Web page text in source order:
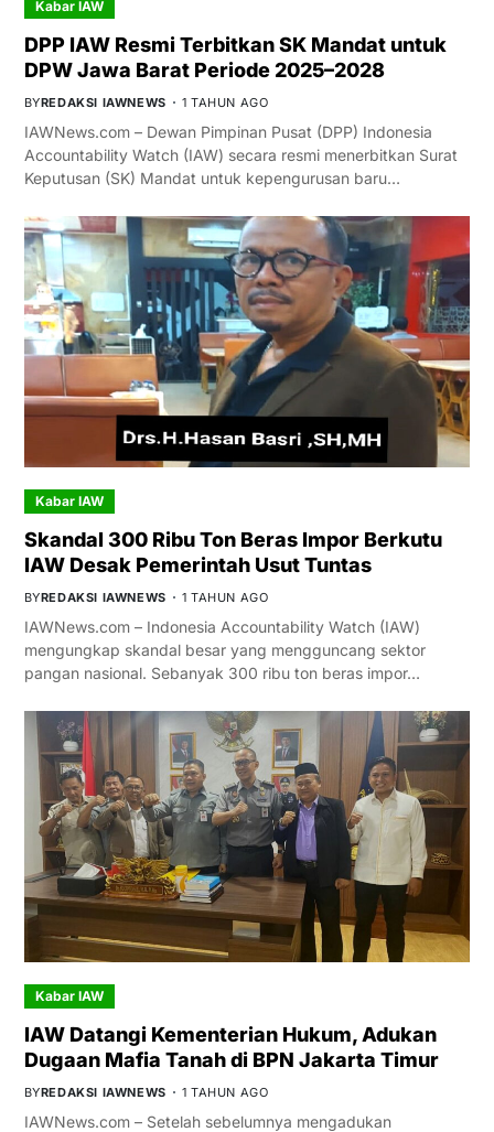
Kabar IAW
DPP IAW Resmi Terbitkan SK Mandat untuk
DPW Jawa Barat Periode 2025–2028
BYREDAKSI IAWNEWS 1 TAHUN AGO
IAWNews.com – Dewan Pimpinan Pusat (DPP) Indonesia
Accountability Watch (IAW) secara resmi menerbitkan Surat
Keputusan (SK) Mandat untuk kepengurusan baru…
Kabar IAW
Skandal 300 Ribu Ton Beras Impor Berkutu
IAW Desak Pemerintah Usut Tuntas
BYREDAKSI IAWNEWS 1 TAHUN AGO
IAWNews.com – Indonesia Accountability Watch (IAW)
mengungkap skandal besar yang mengguncang sektor
pangan nasional. Sebanyak 300 ribu ton beras impor…
Kabar IAW
IAW Datangi Kementerian Hukum, Adukan
Dugaan Mafia Tanah di BPN Jakarta Timur
BYREDAKSI IAWNEWS 1 TAHUN AGO
IAWNews.com – Setelah sebelumnya mengadukan